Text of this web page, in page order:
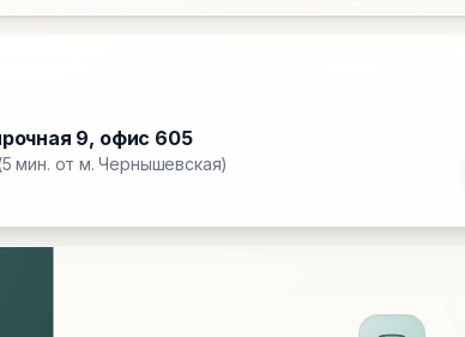
9, офис 605
мин. от м. Чернышевская)